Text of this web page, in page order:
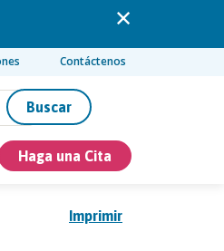
Contáctenos
Buscar
Haga una Cita
Imprimir